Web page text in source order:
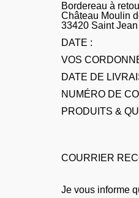
Bordereau à
Château Moulin
33420 Saint
DATE :
VOS
DATE DE
NUMÉRO DE
PRODUITS &
COURRIER
Je vous informe